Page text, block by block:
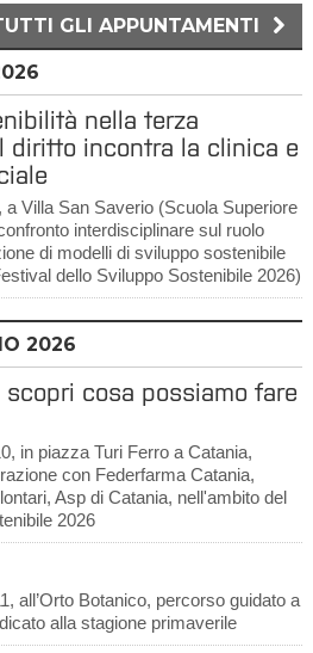
GLI APPUNTAMENTI
nella terza
diritto incontra la clinica e
a Villa San Saverio (Scuola Superiore
interdisciplinare sul ruolo
di modelli di sviluppo sostenibile
dello Sviluppo Sostenibile 2026)
2026
scopri cosa possiamo fare
in piazza Turi Ferro a Catania,
con Federfarma Catania,
Asp di Catania, nell'ambito del
2026
all’Orto Botanico, percorso guidato a
alla stagione primaverile